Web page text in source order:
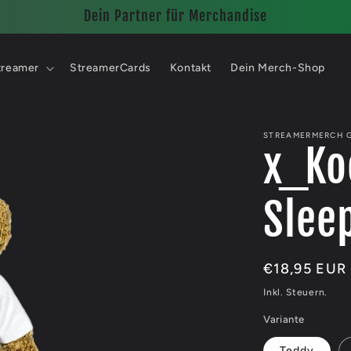
Dein Partner für Merchandise
StreamerCards Kontakt Dein Merch-Shop
STREAMERMERCH
Normaler
Preis
€18,95 EUR
Inkl. Steuern.
Variante